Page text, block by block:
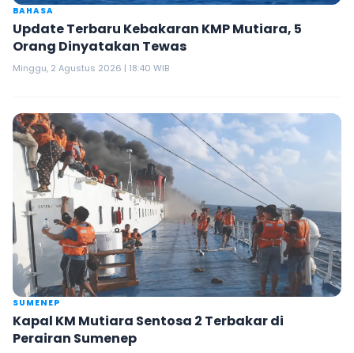
BAHASA
Update Terbaru Kebakaran KMP Mutiara, 5
Orang Dinyatakan Tewas
Minggu, 2 Agustus 2026 | 18:40 WIB
SUMENEP
Kapal KM Mutiara Sentosa 2 Terbakar di
Perairan Sumenep